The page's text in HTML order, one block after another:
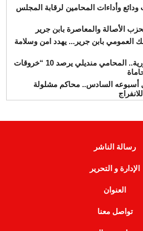
وأداءات المحامين لرقابة المجلس
الأصالة والمعاصرة بابن جرير
العمومي بابن جرير... يهدد امن وسلامة
بعد احالته على الدستورية.. المحامي منديلي يرصد 10 “خروقات
أسبوعه السادس.. محاكم مشلولة
رسالة الناشر
الإدارة و التحرير
العنوان
تواصل معنا